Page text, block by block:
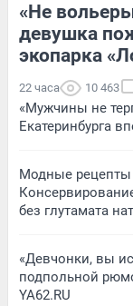
«Не
девушка
экопарка
22 часа 10 463
«Мужчины не
Екатеринбурга
Модные рецепты
без глутамата
«Девчонки, вы
подпольной
YA62.RU